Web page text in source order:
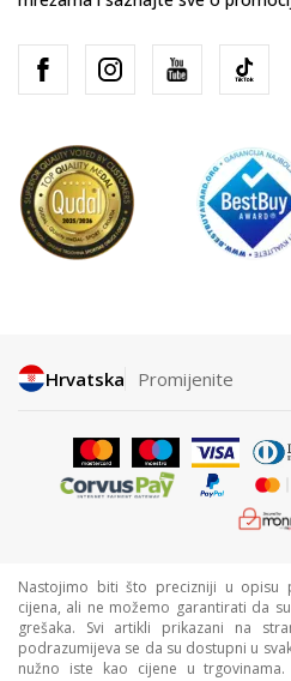
Hrvatska Promijenite
Nastojimo biti što precizniji u opisu
cijena, ali ne možemo garantirati da
grešaka. Svi artikli prikazani na
podrazumijeva se da su dostupni u
nužno iste kao cijene u